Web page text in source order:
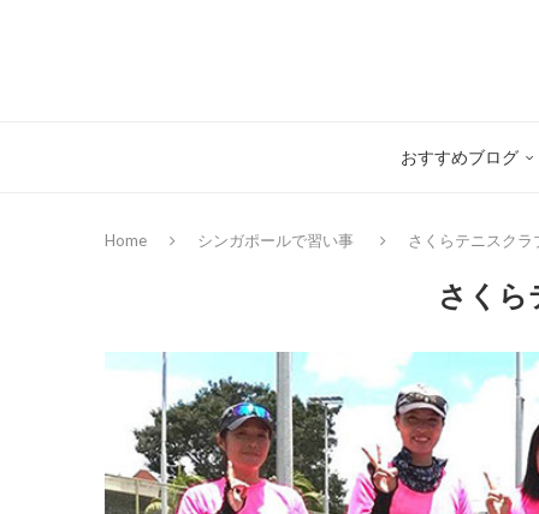
おすすめブログ
Home シンガポールで習い事 さくらテニスクラ
さく